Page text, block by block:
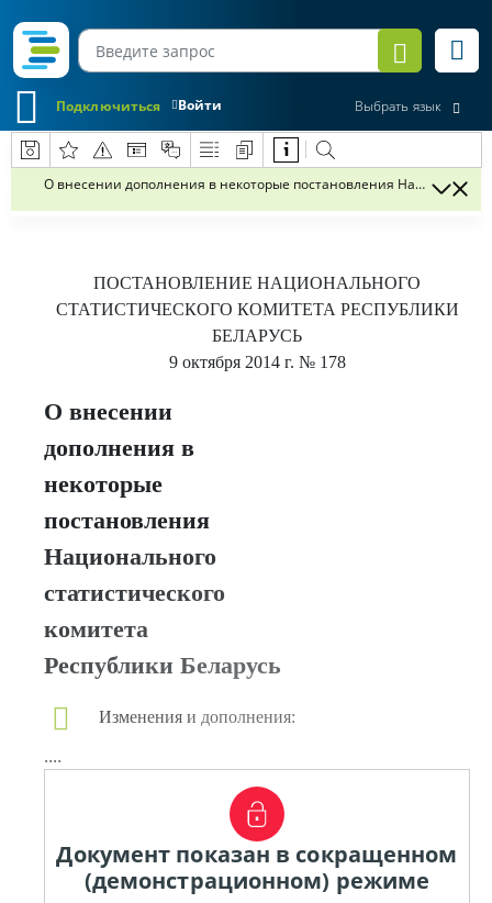
Войти
Подключиться Выбрать язык
О внесении дополнения в некоторые постановления
ПОСТАНОВЛЕНИЕ НАЦИОНАЛЬНОГО
СТАТИСТИЧЕСКОГО КОМИТЕТА РЕСПУБЛИКИ
БЕЛАРУСЬ
9 октября 2014 г. № 178
О внесении
дополнения в
некоторые
постановления
Национального
статистического
комитета
Республики Беларусь
Изменения и дополнения:
....
Документ показан в сокращенном
(демонстрационном) режиме